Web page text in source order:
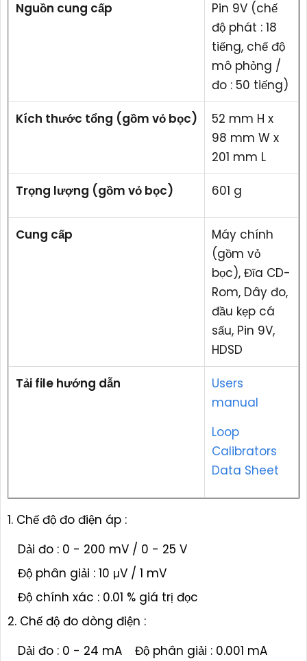
Nguồn cung cấp
Pin 9V (chế
độ phát : 18
tiếng, chế độ
mô phỏng /
đo : 50 tiếng)
Kích thước tổng (gồm vỏ bọc)
52 mm H x
98 mm W x
201 mm L
Trọng lượng (gồm vỏ bọc) 601 g
Cung cấp
Máy chính
(gồm vỏ
bọc), Đĩa CD-
Rom, Dây đo,
đầu kẹp cá
sấu, Pin 9V,
HDSD
Tải file hướng dẫn
Users
manual
Loop
Calibrators
Data Sheet
1. Chế độ đo điện áp :
Dải đo : 0 - 200 mV / 0 - 25 V
Độ phân giải : 10 μV / 1 mV
Độ chính xác : 0.01 % giá trị đọc
2. Chế độ đo dòng điện :
Dải đo : 0 - 24 mA
Độ phân giải : 0.001 mA